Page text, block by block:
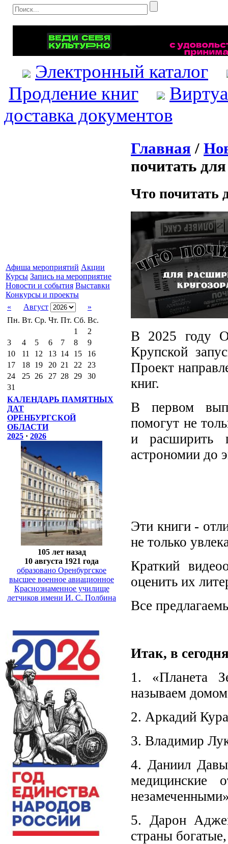
Электронный каталог
Продление книг
доставка документов
Афиша мероприятий Акции
Курсы Запись на мероприятие
Новости и события Выставки
Конкурсы и проекты
«
Август
»
Пн. Вт. Ср. Чт. Пт. Сб. Вс.
1
2
3
4 5 6 7 8
9
10
11 12 13 14 15
16
17
18 19 20 21 22
23
24
25 26 27 28 29
30
31
КАЛЕНДАРЬ ПАМЯТНЫХ
ДАТ
ОРЕНБУРГСКОЙ
ОБЛАСТИ
2025 · 2026
105 лет назад
10 августа 1921 года
образовано Оренбургское
высшее военное авиационное
Краснознаменное училище
летчиков имени И. С. Полбина
Главная /
почитать
Что почитать
В 2025 году
Крупской
Проект
книг.
В первом
помогут не
и расширить
астрономии до
Эти книги -
не только
Краткий
оценить их
Все
Итак, в
1. «Планета
называем
2. Аркадий
3. Владимир
4. Даниил
медицинские
5. Дарон
страны